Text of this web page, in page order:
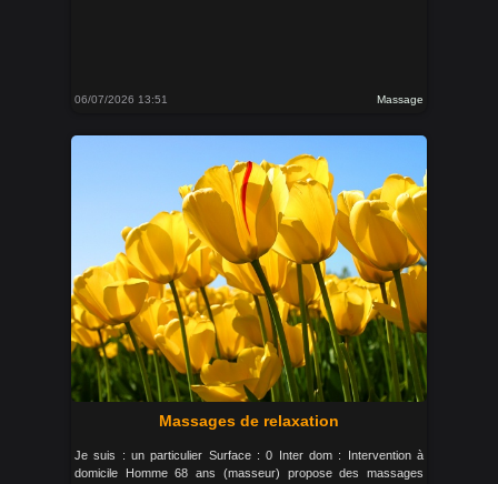
06/07/2026 13:51 Massage
Massages de relaxation
Je suis : un particulier Surface : 0 Inter dom : Intervention à
domicile Homme 68 ans (masseur) propose des massages